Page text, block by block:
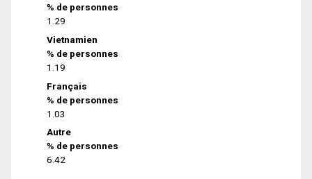
% de personnes
1.29
Vietnamien
% de personnes
1.19
Français
% de personnes
1.03
Autre
% de personnes
6.42